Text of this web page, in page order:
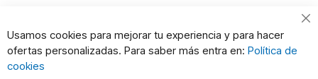
Usamos cookies para mejorar tu experiencia y para hacer
ofertas personalizadas. Para saber más entra en: Política de
cookies